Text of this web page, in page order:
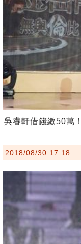
吳睿軒借錢繳50萬
2018/08/30 17:18